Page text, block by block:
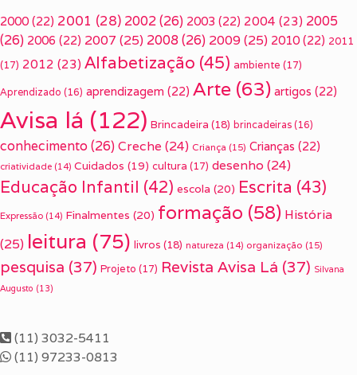
2000 (22) 2001 (28) 2002(26) 2003 (22) 2004 (23) 2005
(26) 2006 (22) 2007 (25) 2008(26) 2009(25) 2010 (22) 2011
(17) 2012 (23) Alfabetização (45) ambiente (17)
Aprendizado (16) aprendizagem (22) Arte (63) artigos (22)
Avisa lá (122) Brincadeira (18) brincadeiras (16)
conhecimento(26) Creche (24) Criança (15) Crianças (22)
criatividade (14) Cuidados (19) cultura (17) desenho (24)
Educação Infantil (42) escola (20) Escrita (43)
Expressão (14) Finalmentes (20) formação (58) História
(25) leitura (75) livros (18) natureza (14) organização (15)
pesquisa (37) Projeto (17) Revista Avisa Lá (37) Silvana
Augusto (13)
(11) 3032-5411
(11) 97233-0813